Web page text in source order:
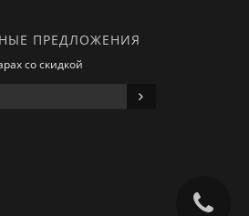
ПРЕДЛОЖЕНИЯ
со скидкой